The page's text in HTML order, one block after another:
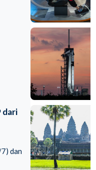
dari
dan